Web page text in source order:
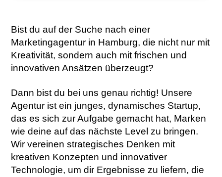
Bist du auf der Suche nach einer
Marketingagentur in Hamburg, die nicht nur mit
Kreativität, sondern auch mit frischen und
innovativen Ansätzen überzeugt?
Dann bist du bei uns genau richtig! Unsere
Agentur ist ein junges, dynamisches Startup,
das es sich zur Aufgabe gemacht hat, Marken
wie deine auf das nächste Level zu bringen.
Wir vereinen strategisches Denken mit
kreativen Konzepten und innovativer
Technologie, um dir Ergebnisse zu liefern, die